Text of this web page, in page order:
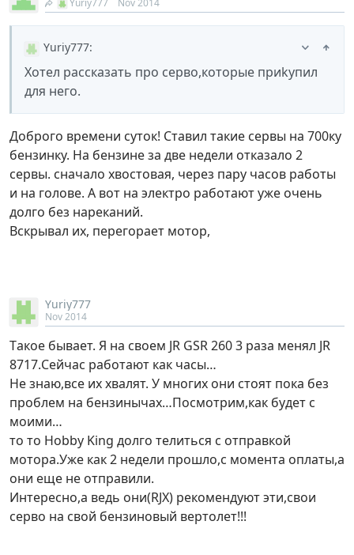
Yuriy777 Nov 2014
Yuriy777:
Хотел рассказать про серво,которые приkупил
для него.
Доброго времени суток! Ставил такие сервы на 700ку
бензинку. На бензине за две недели отказало 2
сервы. сначало хвостовая, через пару часов работы
и на голове. А вот на электро работают уже очень
долго без нареканий.
Вскрывал их, перегорает мотор,
Yuriy777
Nov 2014
Tакое бывает. Я на своем JR GSR 260 3 раза менял JR
8717.Сейчас работают как часы…
Не знаю,все их хвалят. У многих они стоят пока без
проблем на бензинычах…Посмотрим,как будет с
моими…
то то Hobby King долго телиться с отправкой
мотора.Уже как 2 недели прошло,с момента оплаты,а
они еще не отправили.
Интересно,а ведь они(RJX) рекомендуют эти,свои
серво на свой бензиновый вертолет!!!